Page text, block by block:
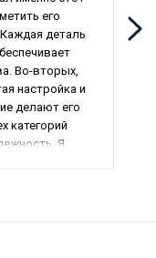
его
деталь
Во-вторых,
настройка и
делают его
категорий
Я